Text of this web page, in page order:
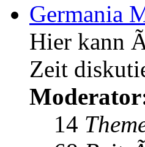
Germania
Hier kann
Zeit
14